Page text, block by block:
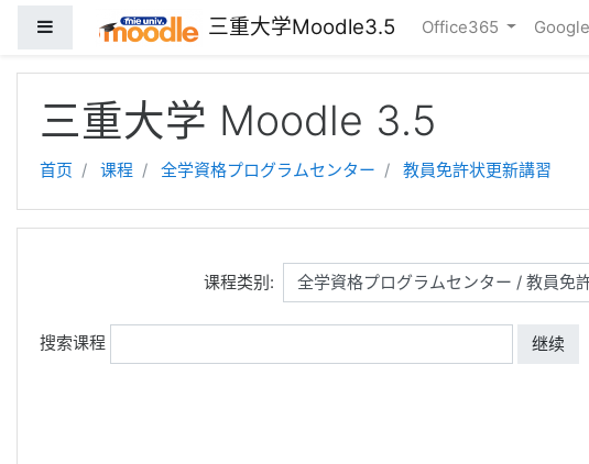
停靠面板 三重大学Moodle3.5 Office365 Google
三重大学 Moodle 3.5
首页 课程 全学資格プログラムセンター 教員免許状更新講習
课程类别:
搜索课程 继续